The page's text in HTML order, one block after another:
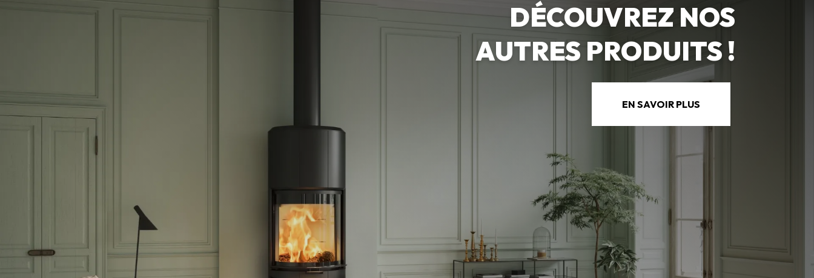
DÉCOUVREZ NOS
AUTRES PRODUITS !
EN SAVOIR PLUS